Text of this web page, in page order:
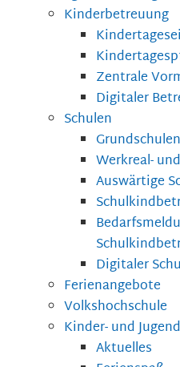
Kinderbetreuung
Zentrale
Digitaler
Schulen
Grundschulen
Werkreal-
Auswärtige
Digitaler
Ferienangebote
Volkshochschule
Kinder- und
Aktuelles